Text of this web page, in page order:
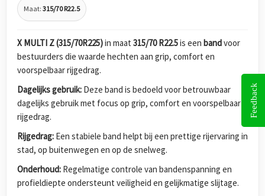
Maat: 315/70 R22.5
X MULTI Z (315/70R225)in maat 315/70 R22.5is een bandvoor
bestuurders die waarde hechten aan grip, comfort en
voorspelbaar rijgedrag.
Dagelijks gebruik: Deze band is bedoeld voor betrouwbaar
dagelijks gebruik met focus op grip, comfort en voorspelbaar
rijgedrag.
Rijgedrag: Een stabiele band helpt bij een prettige rijervaring in
stad, op buitenwegen en op de snelweg.
Onderhoud: Regelmatige controle van bandenspanning en
profieldiepte ondersteunt veiligheid en gelijkmatige slijtage.
Feedback